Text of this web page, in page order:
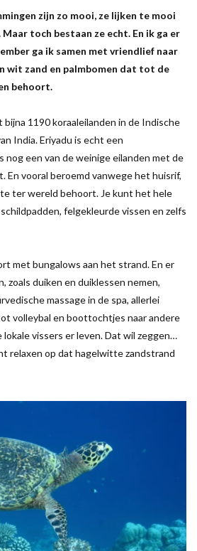
zijn zo mooi, ze lijken te mooi
toch bestaan ze echt. En ik ga er
ga ik samen met vriendlief naar
wit zand en palmbomen dat tot de
behoort.
1190 koraaleilanden in de Indische
India. Eriyadu is echt een
nog een van de weinige eilanden met de
vooral beroemd vanwege het huisrif,
ter wereld behoort. Je kunt het hele
felgekleurde vissen en zelfs
met bungalows aan het strand. En er
zoals duiken en duiklessen nemen,
massage in de spa, allerlei
volleybal en boottochtjes naar andere
lokale vissers er leven. Dat wil zeggen…
relaxen op dat hagelwitte zandstrand